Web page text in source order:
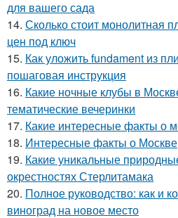
для вашего сада
14. Сколько стоит монолитная
цен под ключ
15. Как уложить fundament из
пошаговая инструкция
16. Какие ночные клубы в
тематические вечеринки
17. Какие интересные факты о
18. Интересные факты о
19. Какие уникальные
окрестностях Стерлитамака
20. Полное руководство: как и
виноград на новое место